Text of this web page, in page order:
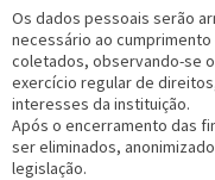
Os dados pessoais serão
necessário ao
coletados, observando-se
exercício regular de
interesses da instituição.
Após o encerramento das
ser eliminados,
legislação.